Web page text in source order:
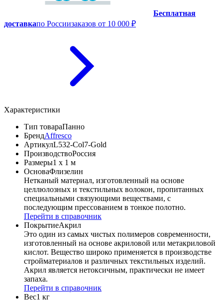
Бесплатная
доставкапо Россиизаказов от 10 000 ₽
Характеристики
Тип товараПанно
БрендAffresco
АртикулL532-Col7-Gold
ПроизводствоРоссия
Размеры1 x 1 м
ОсноваФлизелин
Нетканый материал, изготовленный на основе
целлюлозных и текстильных волокон, пропитанных
специальными связующими веществами, с
последующим прессованием в тонкое полотно.
Перейти в справочник
ПокрытиеАкрил
Это один из самых чистых полимеров современности,
изготовленный на основе акриловой или метакриловой
кислот. Вещество широко применяется в производстве
стройматериалов и различных текстильных изделий.
Акрил является нетоксичным, практически не имеет
запаха.
Перейти в справочник
Вес1 кг